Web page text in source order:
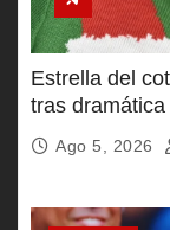
Estrella del
tras
Ago 5, 2026